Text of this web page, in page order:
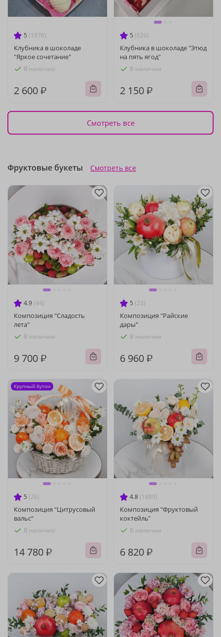
5 (1876)
Клубника в шоколаде
"Яркое сочетание"
В наличии
2 600 ₽
5 (626)
Клубника в шоколаде "Этюд
на пять ягод"
В наличии
2 150 ₽
Смотреть все
Фруктовые букеты Смотреть все
4.9 (44)
Композиция "Сладость
лета"
В наличии
9 700 ₽
5 (23)
Композиция "Райские
дары"
В наличии
6 960 ₽
5 (26)
Композиция "Цитрусовый
вальс"
В наличии
14 780 ₽
Крупный бутон
4.8 (1889)
Композиция "Фруктовый
коктейль"
В наличии
6 820 ₽